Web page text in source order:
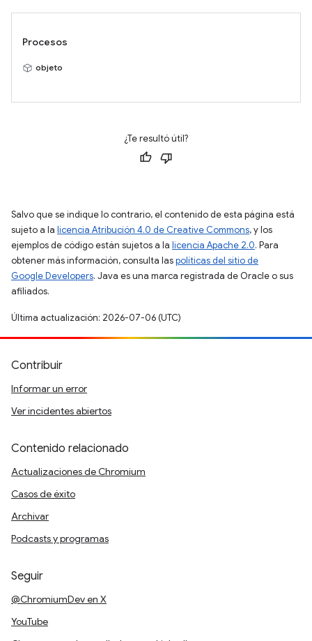
Procesos
objeto
¿Te resultó útil?
Salvo que se indique lo contrario, el contenido de esta página está
sujeto a la licencia Atribución 4.0 de Creative Commons, y los
ejemplos de código están sujetos a la licencia Apache 2.0. Para
obtener más información, consulta laspolíticas del sitio de
Google Developers. Java es una marca registrada de Oracle o sus
afiliados.
Última actualización: 2026-07-06 (UTC)
Contribuir
Informar un error
Ver incidentes abiertos
Contenido relacionado
Actualizaciones de Chromium
Casos de éxito
Archivar
Podcasts y programas
Seguir
@ChromiumDev en X
YouTube